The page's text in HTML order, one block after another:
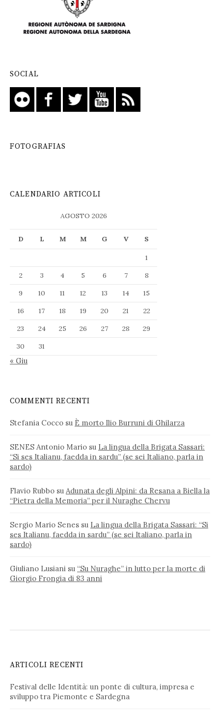
SOCIAL
FOTOGRAFIAS
CALENDARIO ARTICOLI
AGOSTO 2026
D L M M G V S
1
2
3 4 5 6 7
8
9
10 11 12 13 14
15
16
17 18 19 20 21
22
23
24 25 26 27 28
29
30
31
« Giu
COMMENTI RECENTI
Stefania Cocco su È morto Ilio Burruni di Ghilarza
SENES Antonio Mario su La lingua della Brigata Sassari:
“Si ses Italianu, faedda in sardu” (se sei Italiano, parla in
sardo)
Flavio Rubbo su Adunata degli Alpini: da Resana a Biella la
“Pietra della Memoria” per il Nuraghe Chervu
Sergio Mario Senes su La lingua della Brigata Sassari: “Si
ses Italianu, faedda in sardu” (se sei Italiano, parla in
sardo)
Giuliano Lusiani su “Su Nuraghe” in lutto per la morte di
Giorgio Frongia di 83 anni
ARTICOLI RECENTI
Festival delle Identità: un ponte di cultura, impresa e
sviluppo tra Piemonte e Sardegna